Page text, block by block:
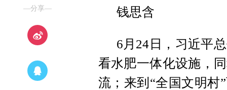
—分享— 钱思含
6月24日，习近平
看水肥一体化设施，
流；来到“全国文明村